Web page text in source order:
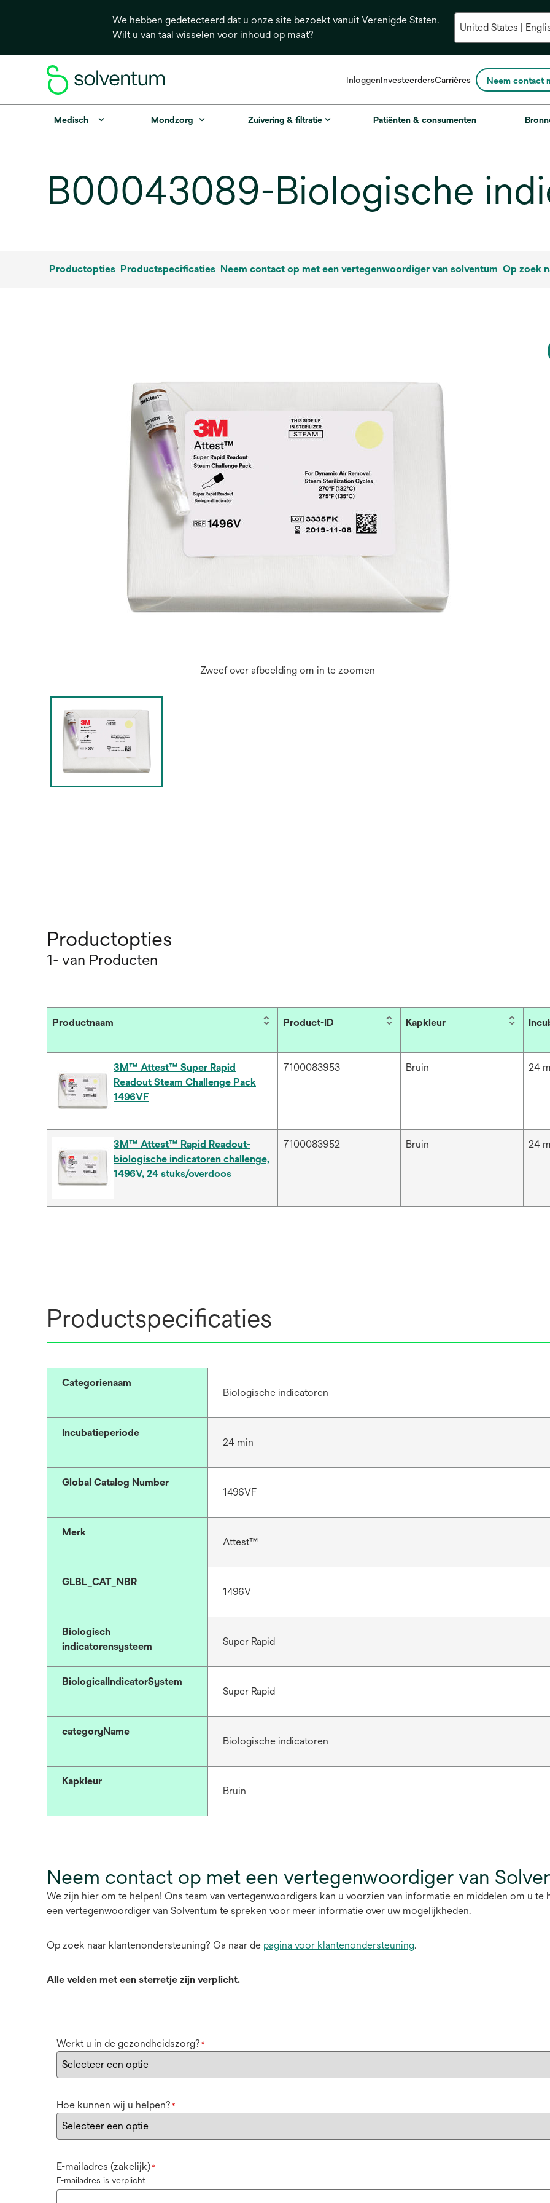
We hebben gedetecteerd dat u onze site bezoekt vanuit Verenigde Staten.
Wilt u van taal wisselen voor inhoud op maat?
InloggenInvesteerdersopens
a
new
Carrières Neem contact
Medisch Mondzorg Zuivering & filtratie Patiënten & consumenten
B00043089-Biologische
Productopties Productspecificaties Neem contact op met een vertegenwoordiger van solventum Op zoek
Zweef over afbeelding om in te zoomen
Productopties
1- van Producten
Productnaam Product-ID Kapkleur
3M™ Attest™ Super Rapid
Readout Steam Challenge Pack
1496VF
7100083953 Bruin 24
3M™ Attest™ Rapid Readout-
biologische indicatoren challenge,
1496V, 24 stuks/overdoos
7100083952 Bruin 24
Productspecificaties
Categorienaam
Biologische indicatoren
Incubatieperiode
24 min
Global Catalog Number
1496VF
Merk
Attest™
GLBL_CAT_NBR
1496V
Biologisch
indicatorensysteem
Super Rapid
BiologicalIndicatorSystem
Super Rapid
categoryName
Biologische indicatoren
Kapkleur
Bruin
Neem contact op met een vertegenwoordiger van
We zijn hier om te helpen! Ons team van vertegenwoordigers kan u voorzien van informatie en middelen om u
een vertegenwoordiger van Solventum te spreken voor meer informatie over uw mogelijkheden.
Op zoek naar klantenondersteuning? Ga naar de pagina voor klantenondersteuning.
Alle velden met een sterretje zijn verplicht.
Werkt u in de gezondheidszorg? *
Hoe kunnen wij u helpen? *
E-mailadres (zakelijk)*
E-mailadres is verplicht